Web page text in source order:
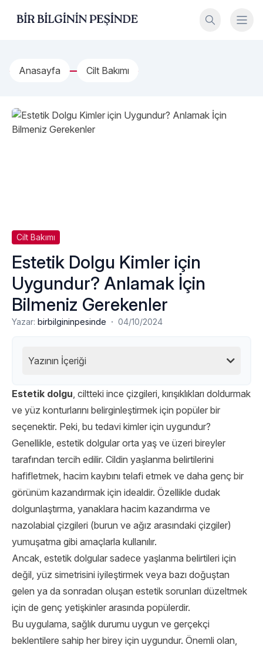
Bir Bilginin Peşinde!
Anasayfa Cilt Bakımı
Cilt Bakımı
Estetik Dolgu Kimler için
Uygundur? Anlamak İçin
Bilmeniz Gerekenler
Yazar: birbilgininpesinde · 04/10/2024
Yazının İçeriği
Estetik dolgu, ciltteki ince çizgileri, kırışıklıkları doldurmak
ve yüz konturlarını belirginleştirmek için popüler bir
seçenektir. Peki, bu tedavi kimler için uygundur?
Genellikle, estetik dolgular orta yaş ve üzeri bireyler
tarafından tercih edilir. Cildin yaşlanma belirtilerini
hafifletmek, hacim kaybını telafi etmek ve daha genç bir
görünüm kazandırmak için idealdir. Özellikle dudak
dolgunlaştırma, yanaklara hacim kazandırma ve
nazolabial çizgileri (burun ve ağız arasındaki çizgiler)
yumuşatma gibi amaçlarla kullanılır.
Ancak, estetik dolgular sadece yaşlanma belirtileri için
değil, yüz simetrisini iyileştirmek veya bazı doğuştan
gelen ya da sonradan oluşan estetik sorunları düzeltmek
için de genç yetişkinler arasında popülerdir.
Bu uygulama, sağlık durumu uygun ve gerçekçi
beklentilere sahip her birey için uygundur. Önemli olan,